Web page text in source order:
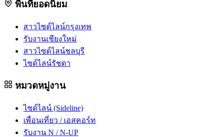
พื้นที่ยอดนิยม
สาวไซด์ไลน์กรุงเทพ
รับงานเชียงใหม่
สาวไซด์ไลน์ชลบุรี
ไซด์ไลน์รัชดา
หมวดหมู่งาน
ไซด์ไลน์ (Sideline)
เพื่อนเที่ยว / เอสคอร์ท
รับงาน N / N-UP